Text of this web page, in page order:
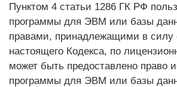
Пунктом 4 статьи 1286 ГК РФ
программы для ЭВМ или базы
правами, принадлежащими в силу
настоящего Кодекса, по
может быть предоставлено право
программы для ЭВМ или базы